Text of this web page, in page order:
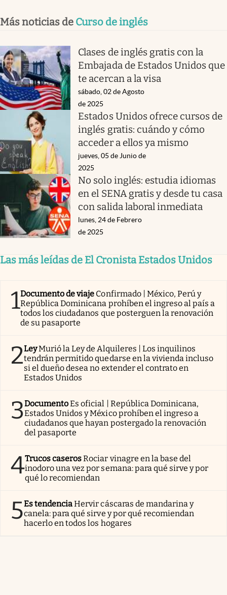
Más noticias de Curso de inglés
Clases de inglés gratis con la
Embajada de Estados Unidos que
te acercan a la visa
sábado, 02 de Agosto
de 2025
Estados Unidos ofrece cursos de
inglés gratis: cuándo y cómo
acceder a ellos ya mismo
jueves, 05 de Junio de
2025
No solo inglés: estudia idiomas
en el SENA gratis y desde tu casa
con salida laboral inmediata
lunes, 24 de Febrero
de 2025
Las más leídas de El Cronista Estados Unidos
1Documento de viaje Confirmado | México, Perú y
República Dominicana prohíben el ingreso al país a
todos los ciudadanos que posterguen la renovación
de su pasaporte
2LeyMurió la Ley de Alquileres | Los inquilinos
tendrán permitido quedarse en la vivienda incluso
si el dueño desea no extender el contrato en
Estados Unidos
3DocumentoEs oficial | República Dominicana,
Estados Unidos y México prohíben el ingreso a
ciudadanos que hayan postergado la renovación
del pasaporte
4Trucos caserosRociar vinagre en la base del
inodoro una vez por semana: para qué sirve y por
qué lo recomiendan
5Es tendenciaHervir cáscaras de mandarina y
canela: para qué sirve y por qué recomiendan
hacerlo en todos los hogares